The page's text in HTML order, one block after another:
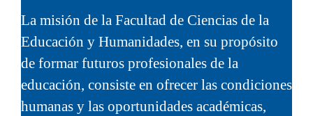
La misión de la Facultad de Ciencias de la
Educación y Humanidades, en su propósito
de formar futuros profesionales de la
educación, consiste en ofrecer las condiciones
humanas y las oportunidades académicas,